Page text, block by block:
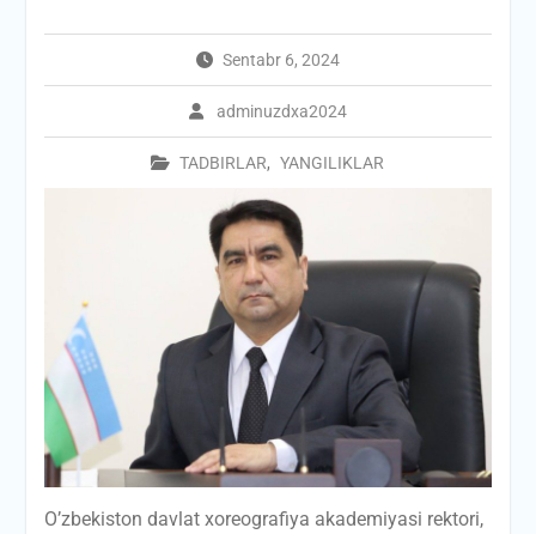
Sentabr 6, 2024
adminuzdxa2024
TADBIRLAR, YANGILIKLAR
O’zbekiston davlat xoreografiya akademiyasi rektori,